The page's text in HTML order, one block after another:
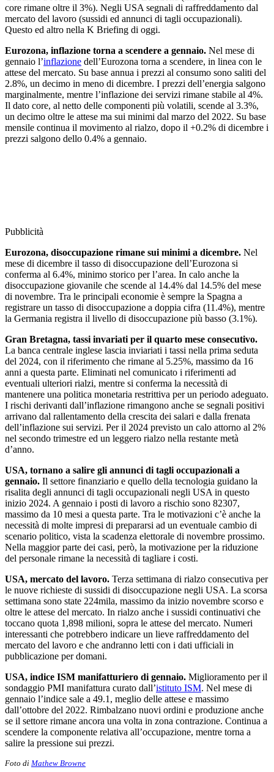
core rimane oltre il 3%). Negli USA segnali di raffreddamento dal
mercato del lavoro (sussidi ed annunci di tagli occupazionali).
Questo ed altro nella K Briefing di oggi.
Eurozona, inflazione torna a scendere a gennaio. Nel mese di
gennaio l’inflazione dell’Eurozona torna a scendere, in linea con le
attese del mercato. Su base annua i prezzi al consumo sono saliti del
2.8%, un decimo in meno di dicembre. I prezzi dell’energia salgono
marginalmente, mentre l’inflazione dei servizi rimane stabile al 4%.
Il dato core, al netto delle componenti più volatili, scende al 3.3%,
un decimo oltre le attese ma sui minimi dal marzo del 2022. Su base
mensile continua il movimento al rialzo, dopo il +0.2% di dicembre i
prezzi salgono dello 0.4% a gennaio.
Pubblicità
Eurozona, disoccupazione rimane sui minimi a dicembre. Nel
mese di dicembre il tasso di disoccupazione dell’Eurozona si
conferma al 6.4%, minimo storico per l’area. In calo anche la
disoccupazione giovanile che scende al 14.4% dal 14.5% del mese
di novembre. Tra le principali economie è sempre la Spagna a
registrare un tasso di disoccupazione a doppia cifra (11.4%), mentre
la Germania registra il livello di disoccupazione più basso (3.1%).
Gran Bretagna, tassi invariati per il quarto mese consecutivo.
La banca centrale inglese lascia inviariati i tassi nella prima seduta
del 2024, con il riferimento che rimane al 5.25%, massimo da 16
anni a questa parte. Eliminati nel comunicato i riferimenti ad
eventuali ulteriori rialzi, mentre si conferma la necessità di
mantenere una politica monetaria restrittiva per un periodo adeguato.
I rischi derivanti dall’inflazione rimangono anche se segnali positivi
arrivano dal rallentamento della crescita dei salari e dalla frenata
dell’inflazione sui servizi. Per il 2024 previsto un calo attorno al 2%
nel secondo trimestre ed un leggero rialzo nella restante metà
d’anno.
USA, tornano a salire gli annunci di tagli occupazionali a
gennaio. Il settore finanziario e quello della tecnologia guidano la
risalita degli annunci di tagli occupazionali negli USA in questo
inizio 2024. A gennaio i posti di lavoro a rischio sono 82307,
massimo da 10 mesi a questa parte. Tra le motivazioni c’è anche la
necessità di molte impresi di prepararsi ad un eventuale cambio di
scenario politico, vista la scadenza elettorale di novembre prossimo.
Nella maggior parte dei casi, però, la motivazione per la riduzione
del personale rimane la necessità di tagliare i costi.
USA, mercato del lavoro. Terza settimana di rialzo consecutiva per
le nuove richieste di sussidi di disoccupazione negli USA. La scorsa
settimana sono state 224mila, massimo da inizio novembre scorso e
oltre le attese del mercato. In rialzo anche i sussidi continuativi che
toccano quota 1,898 milioni, sopra le attese del mercato. Numeri
interessanti che potrebbero indicare un lieve raffreddamento del
mercato del lavoro e che andranno letti con i dati ufficiali in
pubblicazione per domani.
USA, indice ISM manifatturiero di gennaio. Miglioramento per il
sondaggio PMI manifattura curato dall’istituto ISM. Nel mese di
gennaio l’indice sale a 49.1, meglio delle attese e massimo
dall’ottobre del 2022. Rimbalzano nuovi ordini e produzione anche
se il settore rimane ancora una volta in zona contrazione. Continua a
scendere la componente relativa all’occupazione, mentre torna a
salire la pressione sui prezzi.
Foto di Mathew Browne